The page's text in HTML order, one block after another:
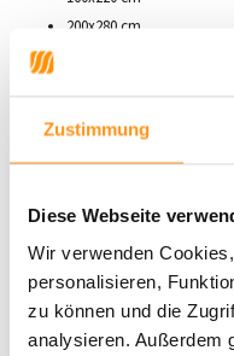
Zustimmung
Diese Webseite
Wir verwenden
personalisieren,
zu können und die
analysieren. Außerdem
200x280 cm
Vorteile in Ihre Räume.
Jetzt
zeitgemäßem Stil
Produktdaten
SKU